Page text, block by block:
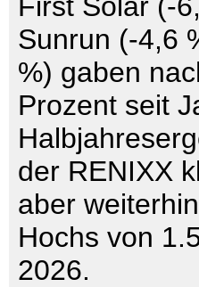
Sunrun (-4,6
%) gaben
Prozent seit
der RENIXX
aber
Hochs von
2026.